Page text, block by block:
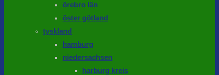
örebro län
öster götland
tyskland
hamburg
niedersachsen
harburg kreis